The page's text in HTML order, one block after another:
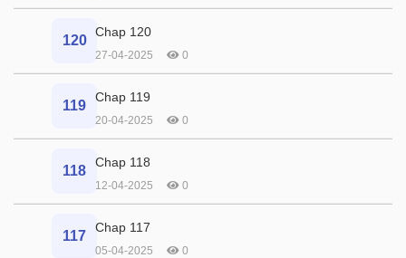
120
Chap 120
27-04-2025 0
119
Chap 119
20-04-2025 0
118
Chap 118
12-04-2025 0
117
Chap 117
05-04-2025 0